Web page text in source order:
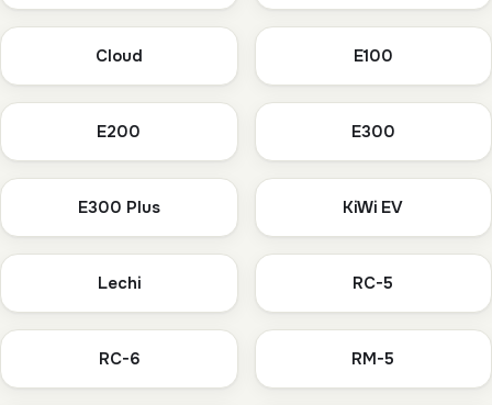
Cloud E100
E200 E300
E300 Plus KiWi EV
Lechi RC-5
RC-6 RM-5